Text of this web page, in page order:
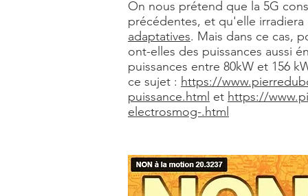
On nous prétend que la 5G
précédentes, et qu'elle
adaptatives. Mais dans ce cas,
ont-elles des puissances aussi
puissances entre 80kW et 156
ce sujet : https://
puissance.html et https://
electrosmog-.html